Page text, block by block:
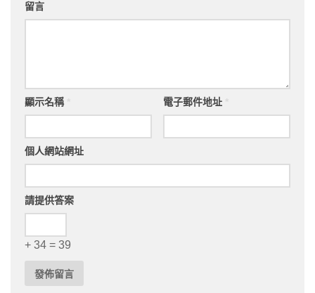
留言
顯示名稱 電子郵件地址
個人網站網址
請提供答案
+ 34 = 39